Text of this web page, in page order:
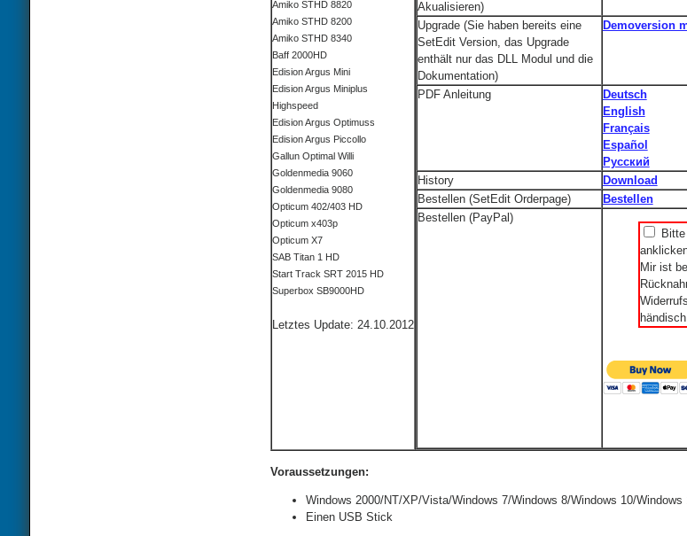
Amiko STHD 8820
Amiko STHD 8200
Amiko STHD 8340
Baff 2000HD
Edision Argus Mini
Edision Argus Miniplus
Highspeed
Edision Argus Optimuss
Edision Argus Piccollo
Gallun Optimal Willi
Goldenmedia 9060
Goldenmedia 9080
Opticum 402/403 HD
Opticum x403p
Opticum X7
SAB Titan 1 HD
Start Track SRT 2015 HD
Superbox SB9000HD
Letztes Update: 24.10.2012
Akualisieren)
Upgrade (Sie haben bereits eine
SetEdit Version, das Upgrade
enthält nur das DLL Modul und die
Dokumentation)
Demoversion
PDF Anleitung
Deutsch
English
Français
Español
Русский
History
Download
Bestellen (SetEdit Orderpage)
Bestellen
Bestellen (PayPal)
Mir ist
Voraussetzungen:
Windows 2000/NT/XP/Vista/Windows 7/Windows 8/Windows 10/Windows
Einen USB Stick